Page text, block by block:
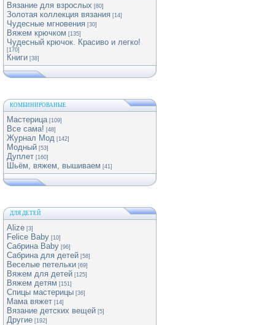
Вязание для взрослых [80]
Золотая коллекция вязания [14]
Чудесные мгновения [30]
Вяжем крючком [135]
Чудесный крючок. Красиво и легко!
[170]
Книги [38]
КОМБИНИРОВАНЫЕ
Мастерица [109]
Все сама! [48]
Журнал Мод [142]
Модный [53]
Дуплет [160]
Шьём, вяжем, вышиваем [41]
ДЛЯ ДЕТЕЙ
Alize [3]
Felice Baby [10]
Сабрина Baby [96]
Сабрина для детей [58]
Веселые петельки [69]
Вяжем для детей [125]
Вяжем детям [151]
Спицы мастерицы [36]
Мама вяжет [14]
Вязание детских вещей [5]
Другие [192]